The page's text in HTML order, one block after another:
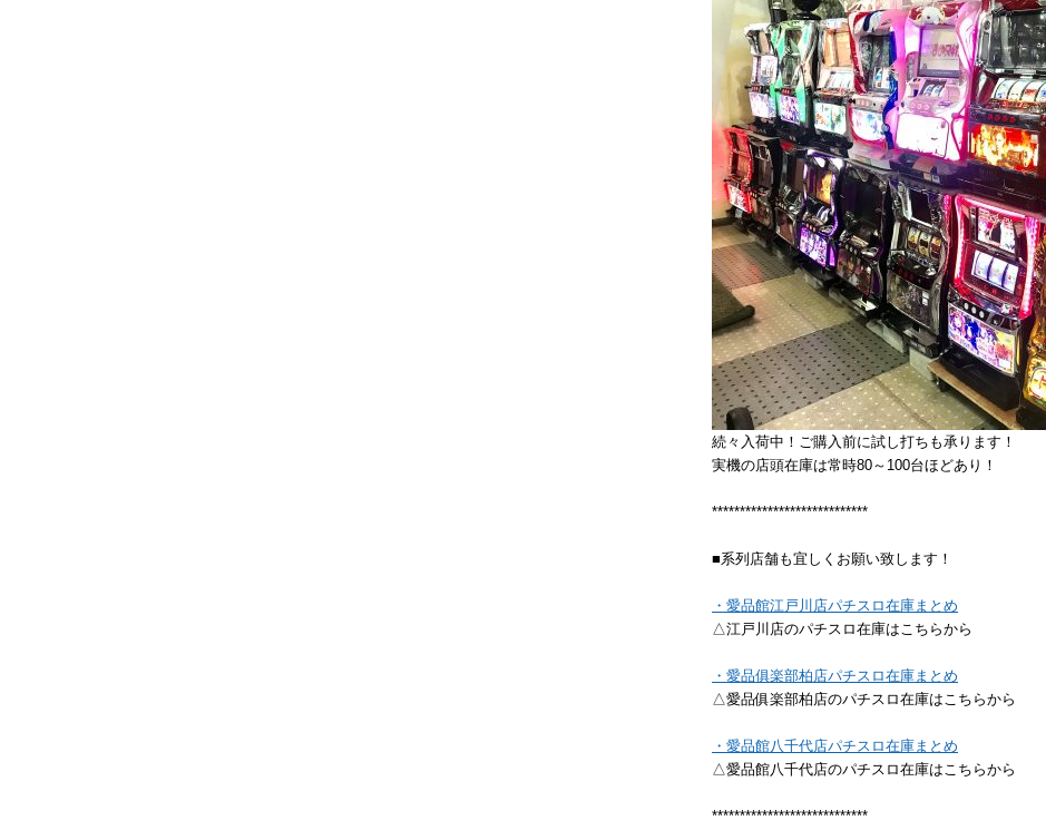
続々入荷中！ご購入前に試し打ちも承ります！
実機の店頭在庫は常時80～100台ほどあり！
****************************
■系列店舗も宜しくお願い致します！
・愛品館江戸川店パチスロ在庫まとめ
△江戸川店のパチスロ在庫はこちらから
・愛品俱楽部柏店パチスロ在庫まとめ
△愛品俱楽部柏店のパチスロ在庫はこちらから
・愛品館八千代店パチスロ在庫まとめ
△愛品館八千代店のパチスロ在庫はこちらから
****************************